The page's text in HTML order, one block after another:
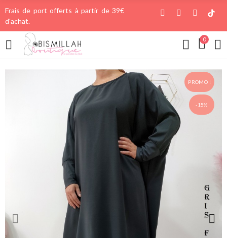
Frais de port offerts à partir de 39€
d'achat.
0
PROMO !
-15%